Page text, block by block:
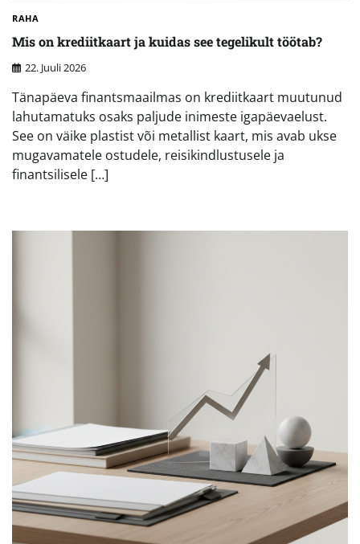
RAHA
Mis on krediitkaart ja kuidas see tegelikult töötab?
22. Juuli 2026
Tänapäeva finantsmaailmas on krediitkaart muutunud
lahutamatuks osaks paljude inimeste igapäevaelust.
See on väike plastist või metallist kaart, mis avab ukse
mugavamatele ostudele, reisikindlustusele ja
finantsilisele […]